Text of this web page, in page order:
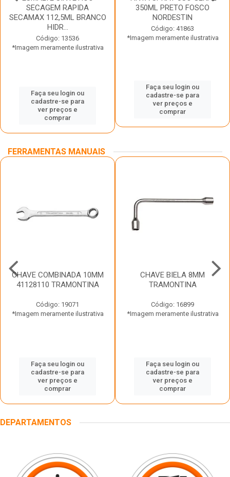
SECAGEM RAPIDA
SECAMAX 112,5ML BRANCO
HIDR...
Código: 13536
*Imagem meramente ilustrativa
Faça seu login ou
cadastre-se para
ver preços e
comprar
350ML PRETO FOSCO
NORDESTIN
Código: 41863
*Imagem meramente ilustrativa
Faça seu login ou
cadastre-se para
ver preços e
comprar
FERRAMENTAS MANUAIS
CHAVE COMBINADA 10MM
41128110 TRAMONTINA
Código: 19071
*Imagem meramente ilustrativa
Faça seu login ou
cadastre-se para
ver preços e
comprar
CHAVE BIELA 8MM
TRAMONTINA
Código: 16899
*Imagem meramente ilustrativa
Faça seu login ou
cadastre-se para
ver preços e
comprar
DEPARTAMENTOS